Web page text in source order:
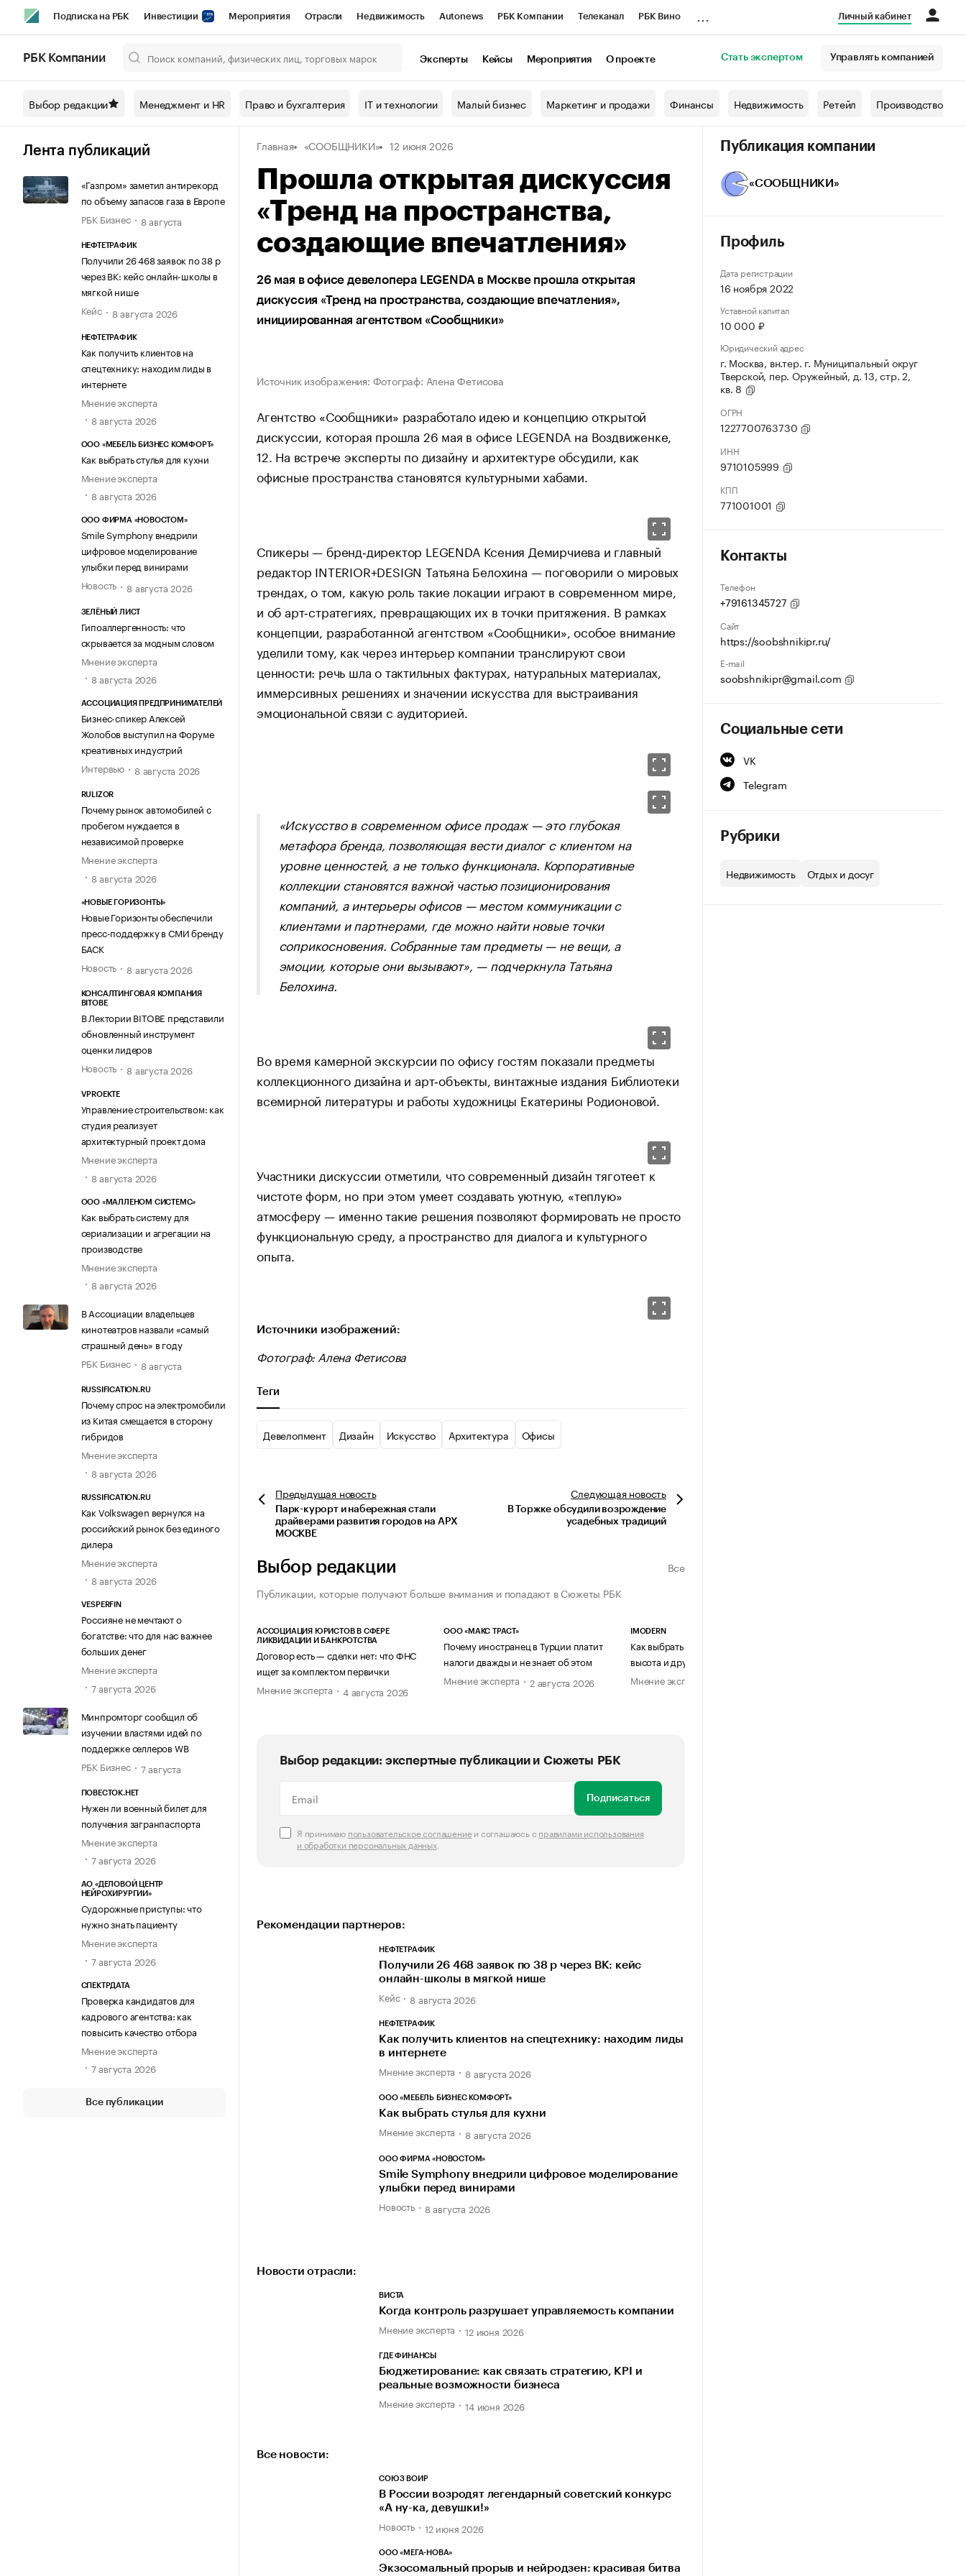
Подписка на РБК Инвестиции Мероприятия Отрасли Недвижимость Autonews РБК Компании Телеканал РБК Вино
Спецпроекты СПб Конференции СПб Спецпроекты Проверка контрагентов
Технологии и медиа Рынок наличной валюты
Личный кабинет
РБК Компании Эксперты Кейсы Мероприятия О проекте Стать экспертом Управлять компанией
Выбор редакции Менеджмент и HR Право и бухгалтерия IT и технологии Малый бизнес Маркетинг и продажи Финансы Недвижимость Ретейл Производство
Лента публикаций
«Газпром» заметил антирекорд
по объему запасов газа в Европе
РБК Бизнес
8 августа
НЕФТЕТРАФИК
Получили 26 468 заявок по 38 р
через ВК: кейс онлайн-школы в
мягкой нише
Кейс
8 августа 2026
НЕФТЕТРАФИК
Как получить клиентов на
спецтехнику: находим лиды в
интернете
Мнение эксперта
8 августа 2026
ООО «МЕБЕЛЬ БИЗНЕС КОМФОРТ»
Как выбрать стулья для кухни
Мнение эксперта
8 августа 2026
ООО ФИРМА «НОВОСТОМ»
Smile Symphony внедрили
цифровое моделирование
улыбки перед винирами
Новость
8 августа 2026
ЗЕЛЁНЫЙ ЛИСТ
Гипоаллергенность: что
скрывается за модным словом
Мнение эксперта
8 августа 2026
АССОЦИАЦИЯ ПРЕДПРИНИМАТЕЛЕЙ
Бизнес-спикер Алексей
Жолобов выступил на Форуме
креативных индустрий
Интервью
8 августа 2026
RULIZOR
Почему рынок автомобилей с
пробегом нуждается в
независимой проверке
Мнение эксперта
8 августа 2026
«НОВЫЕ ГОРИЗОНТЫ»
Новые Горизонты обеспечили
пресс-поддержку в СМИ бренду
БАСК
Новость
8 августа 2026
КОНСАЛТИНГОВАЯ КОМПАНИЯ
BITOBE
В Лектории BITOBE представили
обновленный инструмент
оценки лидеров
Новость
8 августа 2026
VPROEKTE
Управление строительством: как
студия реализует
архитектурный проект дома
Мнение эксперта
8 августа 2026
ООО «МАЛЛЕНОМ СИСТЕМС»
Как выбрать систему для
сериализации и агрегации на
производстве
Мнение эксперта
8 августа 2026
В Ассоциации владельцев
кинотеатров назвали «самый
страшный день» в году
РБК Бизнес
8 августа
RUSSIFICATION.RU
Почему спрос на электромобили
из Китая смещается в сторону
гибридов
Мнение эксперта
8 августа 2026
RUSSIFICATION.RU
Как Volkswagen вернулся на
российский рынок без единого
дилера
Мнение эксперта
8 августа 2026
VESPERFIN
Россияне не мечтают о
богатстве: что для нас важнее
больших денег
Мнение эксперта
7 августа 2026
Минпромторг сообщил об
изучении властями идей по
поддержке селлеров WB
РБК Бизнес
7 августа
ПОВЕСТОК.НЕТ
Нужен ли военный билет для
получения загранпаспорта
Мнение эксперта
7 августа 2026
АО «ДЕЛОВОЙ ЦЕНТР
НЕЙРОХИРУРГИИ»
Судорожные приступы: что
нужно знать пациенту
Мнение эксперта
7 августа 2026
СПЕКТРДАТА
Проверка кандидатов для
кадрового агентства: как
повысить качество отбора
Мнение эксперта
7 августа 2026
Все публикации
Главная «СООБЩНИКИ» 12 июня 2026
Прошла открытая дискуссия
«Тренд на пространства,
создающие впечатления»
26 мая в офисе девелопера LEGENDA в Москве прошла открытая
дискуссия «Тренд на пространства, создающие впечатления»,
инициированная агентством «Сообщники»
Источник изображения: Фотограф: Алена Фетисова
Агентство «Сообщники» разработало идею и концепцию открытой
дискуссии, которая прошла 26 мая в офисе LEGENDA на Воздвиженке,
12. На встрече эксперты по дизайну и архитектуре обсудили, как
офисные пространства становятся культурными хабами.
Спикеры — бренд‑директор LEGENDA Ксения Демирчиева и главный
редактор INTERIOR+DESIGN Татьяна Белохина — поговорили о мировых
трендах, о том, какую роль такие локации играют в современном мире,
и об арт‑стратегиях, превращающих их в точки притяжения. В рамках
концепции, разработанной агентством «Сообщники», особое внимание
уделили тому, как через интерьер компании транслируют свои
ценности: речь шла о тактильных фактурах, натуральных материалах,
иммерсивных решениях и значении искусства для выстраивания
эмоциональной связи с аудиторией.
«Искусство в современном офисе продаж — это глубокая
метафора бренда, позволяющая вести диалог с клиентом на
уровне ценностей, а не только функционала. Корпоративные
коллекции становятся важной частью позиционирования
компаний, а интерьеры офисов — местом коммуникации с
клиентами и партнерами, где можно найти новые точки
соприкосновения. Собранные там предметы — не вещи, а
эмоции, которые они вызывают», — подчеркнула Татьяна
Белохина.
Во время камерной экскурсии по офису гостям показали предметы
коллекционного дизайна и арт‑объекты, винтажные издания Библиотеки
всемирной литературы и работы художницы Екатерины Родионовой.
Участники дискуссии отметили, что современный дизайн тяготеет к
чистоте форм, но при этом умеет создавать уютную, «теплую»
атмосферу — именно такие решения позволяют формировать не просто
функциональную среду, а пространство для диалога и культурного
опыта.
Источники изображений:
Фотограф: Алена Фетисова
Теги
Девелопмент Дизайн Искусство Архитектура Офисы
Предыдущая новость
Парк-курорт и набережная стали
драйверами развития городов на АРХ
МОСКВЕ
Следующаяновость
В Торжке обсудили возрождение
усадебных традиций
Выбор редакции
Все
Публикации, которые получают больше внимания и попадают в Сюжеты РБК
АССОЦИАЦИЯ ЮРИСТОВ В СФЕРЕ
ЛИКВИДАЦИИ И БАНКРОТСТВА
Договор есть — сделки нет: что ФНС
ищет за комплектом первички
Мнение эксперта
4 августа 2026
ООО «МАКС ТРАСТ»
Почему иностранец в Турции платит
налоги дважды и не знает об этом
Мнение эксперта
2 августа 2026
IMODERN
Как выбрать журнальный столик:
высота и другие ключевые параметры
Мнение эксперта
Выбор редакции: экспертные публикации и Сюжеты РБК
Подписаться
Я принимаю пользовательское соглашениеи соглашаюсь с правилами использования
и обработки персональных данных.
Рекомендации партнеров:
НЕФТЕТРАФИК
Получили 26 468 заявок по 38 р через ВК: кейс
онлайн-школы в мягкой нише
Кейс 8 августа 2026
НЕФТЕТРАФИК
Как получить клиентов на спецтехнику: находим лиды
в интернете
Мнение эксперта 8 августа 2026
ООО «МЕБЕЛЬ БИЗНЕС КОМФОРТ»
Как выбрать стулья для кухни
Мнение эксперта 8 августа 2026
ООО ФИРМА «НОВОСТОМ»
Smile Symphony внедрили цифровое моделирование
улыбки перед винирами
Новость 8 августа 2026
Новости отрасли:
ВИСТА
Когда контроль разрушает управляемость компании
Мнение эксперта 12 июня 2026
ГДЕ ФИНАНСЫ
Бюджетирование: как связать стратегию, KPI и
реальные возможности бизнеса
Мнение эксперта 14 июня 2026
Все новости:
СОЮЗ ВОИР
В России возродят легендарный советский конкурс
«А ну-ка, девушки!»
Новость 12 июня 2026
ООО «МЕГА-НОВА»
Экзосомальный прорыв и нейродзен: красивая битва
Публикация компании
«СООБЩНИКИ»
Профиль
Дата регистрации
16 ноября 2022
Уставной капитал
10 000 ₽
Юридический адрес
г. Москва, вн.тер. г. Муниципальный округ
Тверской, пер. Оружейный, д. 13, стр. 2,
кв. 8
ОГРН
1227700763730
ИНН
9710105999
КПП
771001001
Контакты
Телефон
+79161345727
Сайт
https://soobshnikipr.ru/
E-mail
soobshnikipr@gmail.com
Социальные сети
VK
Telegram
Рубрики
Недвижимость Отдых и досуг